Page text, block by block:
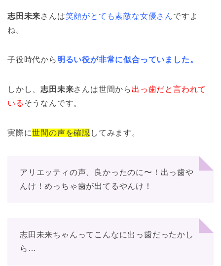
志田未来さんは笑顔がとても素敵な女優さんですよ
ね。
子役時代から 明るい役が非常に似合っていました。
しかし、志田未来さんは世間から 出っ歯だと言われて
いる そうなんです。
実際に世間の声を確認 してみます。
アリエッティの声、良かったのに〜！出っ歯や
んけ！めっちゃ歯が出てるやんけ！
志田未来ちゃんってこんなに出っ歯だったかし
ら…